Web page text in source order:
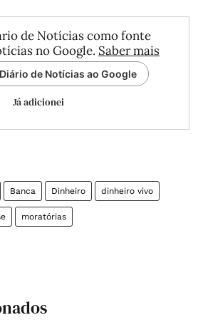
de Notícias como fonte
no Google. Saber mais
de Notícias ao Google
Já adicionei
Banca Dinheiro dinheiro vivo
moratórias